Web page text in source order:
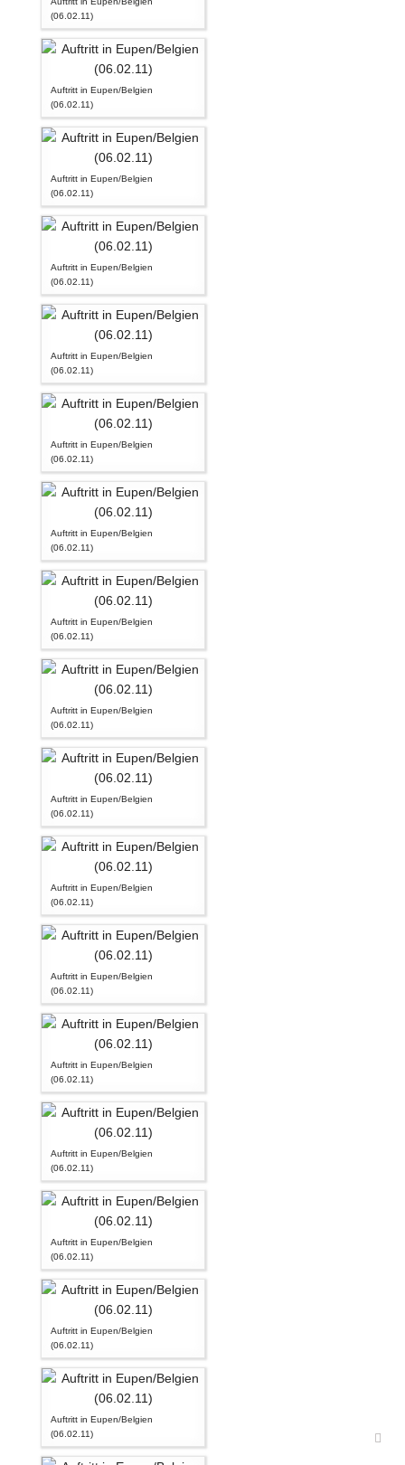
(06.02.11)
Auftritt in Eupen/Belgien
(06.02.11)
Auftritt in Eupen/Belgien
(06.02.11)
Auftritt in Eupen/Belgien
(06.02.11)
Auftritt in Eupen/Belgien
(06.02.11)
Auftritt in Eupen/Belgien
(06.02.11)
Auftritt in Eupen/Belgien
(06.02.11)
Auftritt in Eupen/Belgien
(06.02.11)
Auftritt in Eupen/Belgien
(06.02.11)
Auftritt in Eupen/Belgien
(06.02.11)
Auftritt in Eupen/Belgien
(06.02.11)
Auftritt in Eupen/Belgien
(06.02.11)
Auftritt in Eupen/Belgien
(06.02.11)
Auftritt in Eupen/Belgien
(06.02.11)
Auftritt in Eupen/Belgien
(06.02.11)
Auftritt in Eupen/Belgien
(06.02.11)
Auftritt in Eupen/Belgien
(06.02.11)